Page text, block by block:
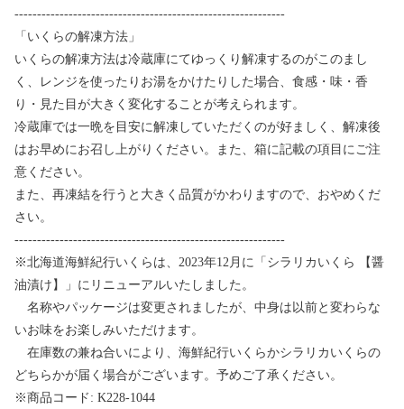
------------------------------------------------------------
「いくらの解凍方法」
いくらの解凍方法は冷蔵庫にてゆっくり解凍するのがこのまし
く、レンジを使ったりお湯をかけたりした場合、食感・味・香
り・見た目が大きく変化することが考えられます。
冷蔵庫では一晩を目安に解凍していただくのが好ましく、解凍後
はお早めにお召し上がりください。また、箱に記載の項目にご注
意ください。
また、再凍結を行うと大きく品質がかわりますので、おやめくだ
さい。
------------------------------------------------------------
※北海道海鮮紀行いくらは、2023年12月に「シラリカいくら 【醤
油漬け】」にリニューアルいたしました。
名称やパッケージは変更されましたが、中身は以前と変わらな
いお味をお楽しみいただけます。
在庫数の兼ね合いにより、海鮮紀行いくらかシラリカいくらの
どちらかが届く場合がございます。予めご了承ください。
※商品コード: K228-1044